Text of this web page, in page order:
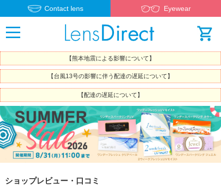
Contact lens Eyewear
【熊本地震による影響について】
【台風13号の影響に伴う配達の遅延について】
【配達の遅延について】
ショップレビュー・口コミ